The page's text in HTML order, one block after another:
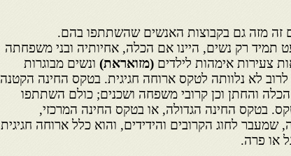
זה מזה גם בקבוצות האנשים שהשתתפו בהם.
תמיד רק נשים, היינו אם הכלה, אחיותיה ובני משפחתה
צעירות אימהות לילדים (מזואראת) ונשים מבוגרות
לא נלוותה לטקס ארוחה חגיגית. בטקס החינה הקטנה
והחתן וכן קרובי משפחה ושכנים; כולם השתתפו
בטקס החינה הגדולה, או בטקס החינה המרכזי,
לחוג הקרובים והידידים, והוא כלל ארוחה חגיגית
או פרה.